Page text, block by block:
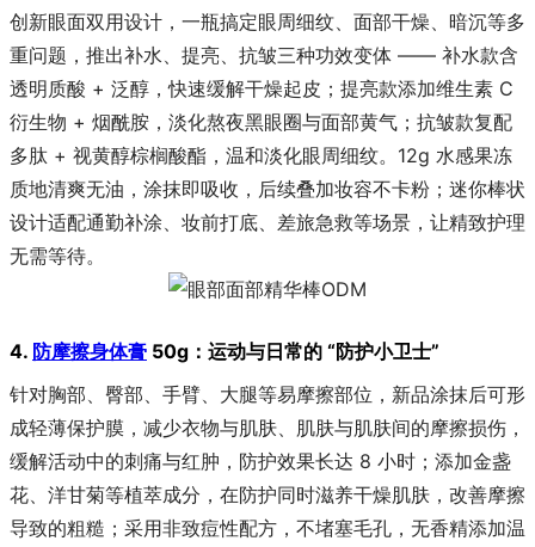
创新眼面双用设计，一瓶搞定眼周细纹、面部干燥、暗沉等多
重问题，推出补水、提亮、抗皱三种功效变体 —— 补水款含
透明质酸 + 泛醇，快速缓解干燥起皮；提亮款添加维生素 C
衍生物 + 烟酰胺，淡化熬夜黑眼圈与面部黄气；抗皱款复配
多肽 + 视黄醇棕榈酸酯，温和淡化眼周细纹。12g 水感果冻
质地清爽无油，涂抹即吸收，后续叠加妆容不卡粉；迷你棒状
设计适配通勤补涂、妆前打底、差旅急救等场景，让精致护理
无需等待。
4. 防摩擦身体膏 50g：运动与日常的 “防护小卫士”
针对胸部、臀部、手臂、大腿等易摩擦部位，新品涂抹后可形
成轻薄保护膜，减少衣物与肌肤、肌肤与肌肤间的摩擦损伤，
缓解活动中的刺痛与红肿，防护效果长达 8 小时；添加金盏
花、洋甘菊等植萃成分，在防护同时滋养干燥肌肤，改善摩擦
导致的粗糙；采用非致痘性配方，不堵塞毛孔，无香精添加温